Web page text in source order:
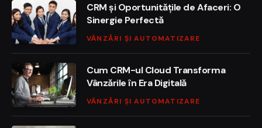
CRM și Oportunitățile de Afaceri: O
Sinergie Perfectă
VÂNZĂRI ȘI AUTOMATIZARE
Cum CRM-ul Cloud Transforma
Vânzările în Era Digitală
VÂNZĂRI ȘI AUTOMATIZARE